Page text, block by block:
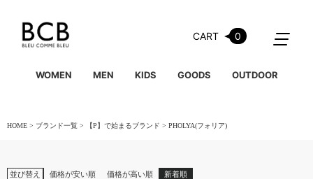
CART 0
WOMEN MEN KIDS GOODS OUTDOOR
HOME ブランド一覧 【P】で始まるブランド PHOLYA(フォリア)
並び替え 価格が安い順 価格が高い順 新着順